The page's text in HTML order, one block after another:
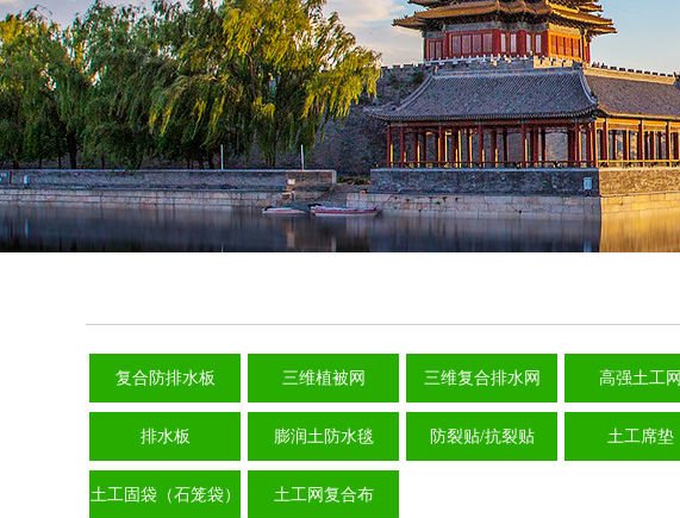
复合防排水板 三维植被网 三维复合排水网 高强土工网
排水板 膨润土防水毯 防裂贴/抗裂贴 土工席垫
土工固袋（石笼袋） 土工网复合布